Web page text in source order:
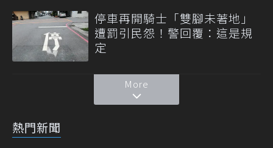
停車再開騎士「雙腳未著地」
遭罰引民怨！警回覆：這是規
定
More
熱門新聞